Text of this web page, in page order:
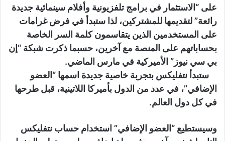
على “الاستثمار في برامج تلفزيونية وأفلام سينمائية جديدة
رائعة” لتقديمها للمشتركين، لذا ستبدأ في فرض غرامات
على المستخدمين الذين يتقاسمون كلمة السر الخاصة
بحساباتهم على المنصة مع آخرين، حسبما ذكرت شبكة “إن
بي سي نيوز” الأميركية في مارس الماضي.
ستبدأ نتفليكس بتجربة خاصية جديدة اسمها “العضو
الإضافي”، في عدد من الدول بأميركا اللاتينية، قبل طرحها
في كل دول العالم.
وسيستطيع “العضو الإضافي” استخدام حساب نتفليكس